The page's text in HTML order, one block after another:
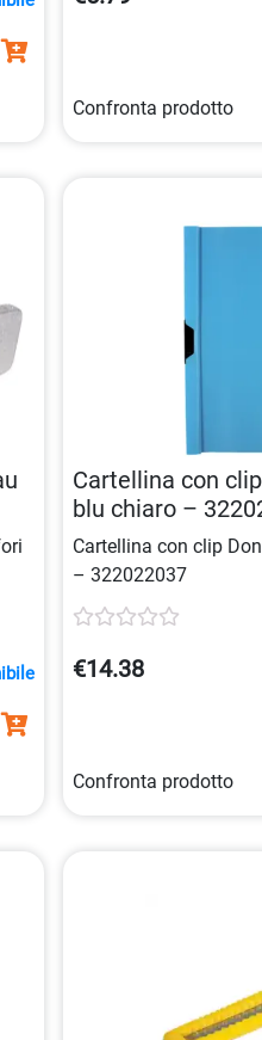
Confronta prodotto
Cartellina con
blu chiaro –
Cartellina con clip
– 322022037
€14.38
Confronta prodotto